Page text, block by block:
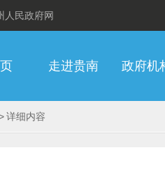
人民政府网
走进贵南 政府机
详细内容